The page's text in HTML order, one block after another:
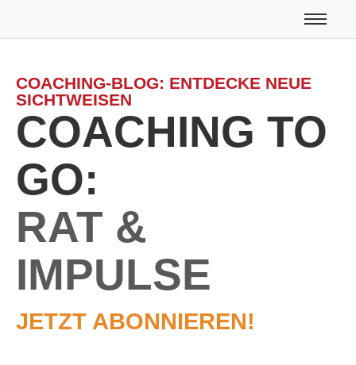
COACHING-BLOG: ENTDECKE NEUE
SICHTWEISEN
COACHING TO
GO:
RAT &
IMPULSE
JETZT ABONNIEREN!